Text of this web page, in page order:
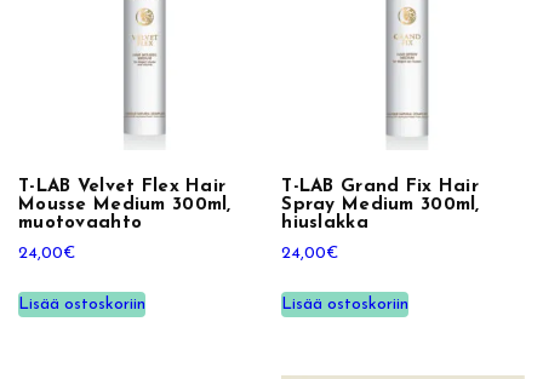
T-LAB Velvet Flex Hair
Mousse Medium 300ml,
muotovaahto
24,00€
Lisää ostoskoriin
T-LAB Grand Fix Hair
Spray Medium 300ml,
hiuslakka
24,00€
Lisää ostoskoriin